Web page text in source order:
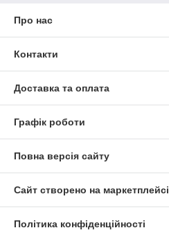
Про нас
Контакти
Доставка та оплата
Графік роботи
Повна версія сайту
Сайт створено на маркетплейсі
Політика конфіденційності